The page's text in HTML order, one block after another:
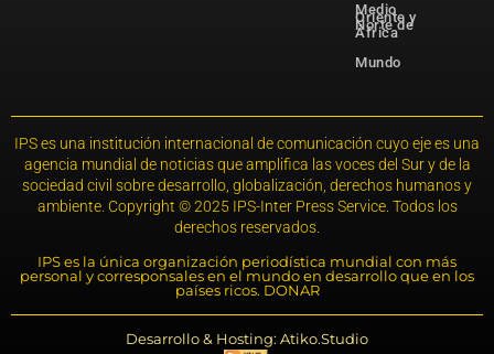
Medio
Oriente y
Norte de
África
Mundo
IPS es una institución internacional de comunicación cuyo eje es una
agencia mundial de noticias que amplifica las voces del Sur y de la
sociedad civil sobre desarrollo, globalización, derechos humanos y
ambiente. Copyright © 2025 IPS-Inter Press Service. Todos los
derechos reservados.
IPS es la única organización periodística mundial con más
personal y corresponsales en el mundo en desarrollo que en los
países ricos. DONAR
Desarrollo & Hosting: Atiko.Studio